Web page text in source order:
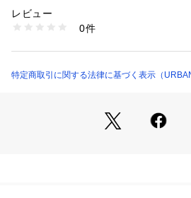
AAA5-13C135        クイックドライレ
スリーブシャツIIとセットアップで着
いただけます。
さらりとした着心地の速乾生地を使
洗濯：-
※詳しい洗濯方法については、商品の品質表
AAA5-14C133 （ショップ）
レビュー
0件
特定商取引に関する法律に基づく表示（